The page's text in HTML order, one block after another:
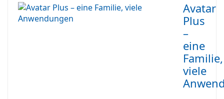
Avatar
Plus
–
eine
Familie,
viele